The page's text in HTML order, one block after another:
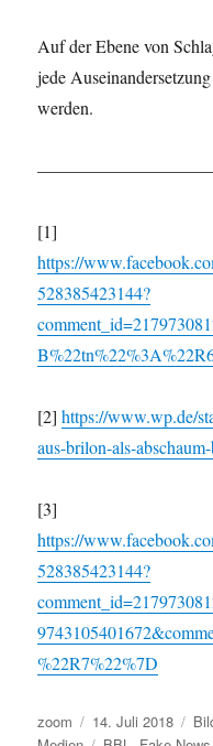
Auf der Ebene von
jede
werden.
[1]
https://
528385423144?
[2]https://www.wp.de/
aus-brilon-als-
[3]
https://
528385423144?
%22R7%22%7D
Autor
zoom
Veröffentlicht
14. Juli 2018